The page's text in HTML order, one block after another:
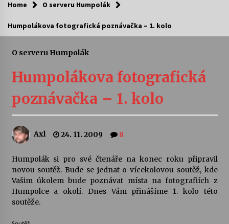
Kam za kulturou?
Sukuba Ensemble
Vernisáž výstavy Josefíny Duškové: Stávám se
kapkou
Veselí muzikanti
Pozvánka na integrační festival Quijotova
šedesátka: 28. 7.–1. 8. 2026
Home O serveru Humpolák
Humpolákova fotografická poznávačka – 1. kolo
O serveru Humpolák
Humpolákova fotografická
poznávačka – 1. kolo
Axl 24. 11. 2009 8
Humpolák si pro své čtenáře na konec roku připravil
novou soutěž. Bude se jednat o vícekolovou soutěž, kde
Vašim úkolem bude poznávat místa na fotografiích z
Humpolce a okolí. Dnes Vám přinášíme 1. kolo této
soutěže.